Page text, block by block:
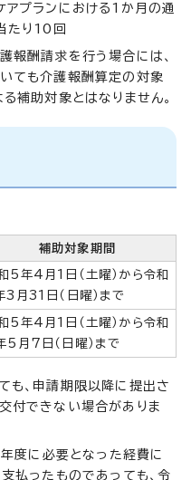
プランにおける1か月の通
たり10回
酬請求を行う場合には、
ても介護報酬算定の対象
補助対象とはなりません。
補助対象期間
5年4月1日（土曜）から令和
3月31日（日曜）まで
5年4月1日（土曜）から令和
5月7日（日曜）まで
、申請期限以降に提出さ
付できない場合がありま
度に必要となった経費に
払ったものであっても、令